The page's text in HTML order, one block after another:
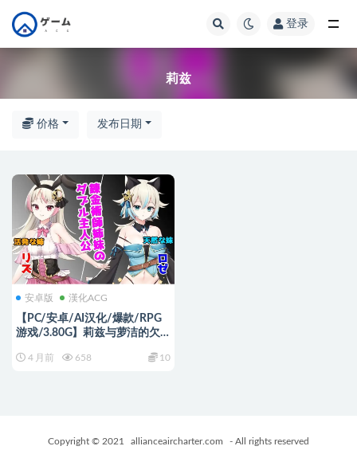
登录
莉兹
价格 发布日期
安卓版 漢化ACG
【PC/安卓/AI汉化/爆款/RPG
游戏/3.80G】莉兹与萝洁的欠
Ver1.07 内嵌AI汉化版+全回想
4 月前 658 10
Copyright © 2021 allianceaircharter.com - All rights reserved